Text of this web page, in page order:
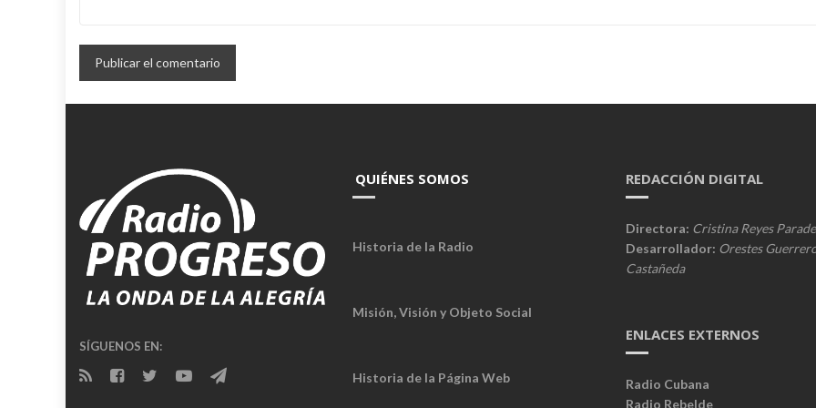
SÍGUENOS EN:
QUIÉNES SOMOS
Historia de la Radio
Misión, Visión y Objeto Social
Historia de la Página Web
REDACCIÓN DIGITAL
Directora: Cristina Reyes
Desarrollador: Orestes
Castañeda
ENLACES EXTERNOS
Radio Cubana
Radio Rebelde